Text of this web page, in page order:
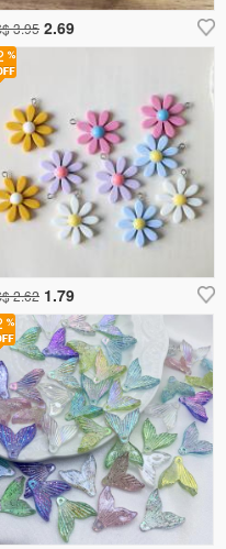
2.62 1.79
3.95 2.69